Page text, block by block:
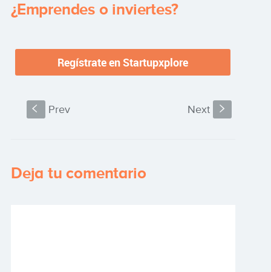
¿Emprendes o inviertes?
S Prev Next s
Deja tu comentario